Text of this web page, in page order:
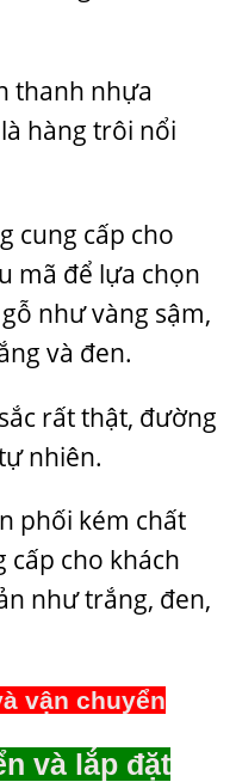
thanh nhựa
hàng trôi nổi
cung cấp cho
mã để lựa chọn
như vàng sậm,
và đen.
rất thật, đường
nhiên.
phối kém chất
cấp cho khách
như trắng, đen,
vận chuyển
và lắp đặt